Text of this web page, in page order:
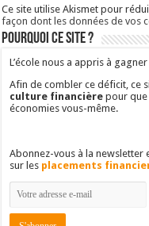
Ce site utilise Akismet pour
façon dont les données de vos
Pourquoi ce site ?
L’école nous a appris à
Afin de combler ce déficit, ce
culture financière pour
économies vous-même.
Abonnez-vous à la newsletter
sur les placements